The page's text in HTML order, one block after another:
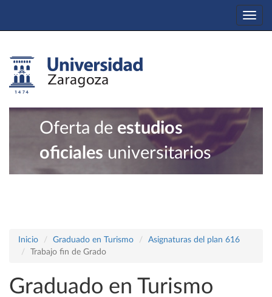
Oferta de estudios
oficiales universitarios
Inicio Graduado en Turismo
Asignaturas del plan 616
Trabajo fin de Grado
Graduado en Turismo